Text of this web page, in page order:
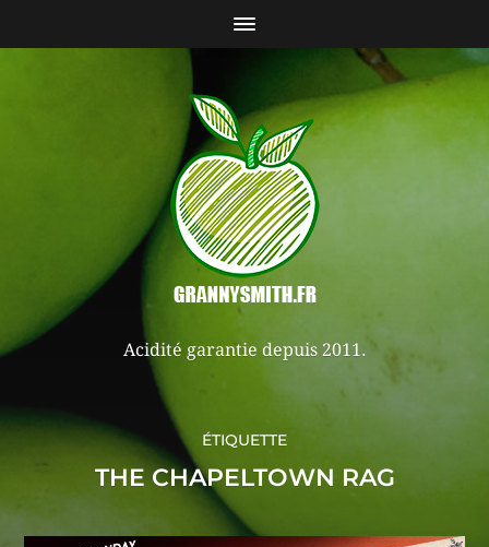
Acidité garantie depuis 2011.
ÉTIQUETTE
THE CHAPELTOWN RAG